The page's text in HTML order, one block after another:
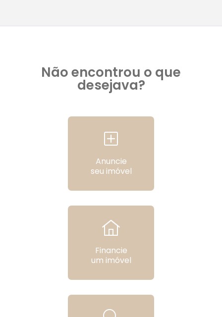
Não encontrou o que
desejava?
Anuncie
seu imóvel
Financie
um imóvel